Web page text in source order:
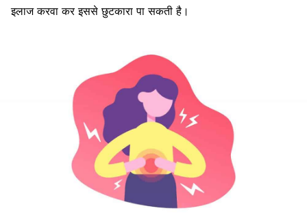
इलाज करवा कर इससे छुटकारा पा सकती है।